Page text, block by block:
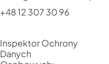
+48 12 307 30 96
Inspektor Ochrony
Danych